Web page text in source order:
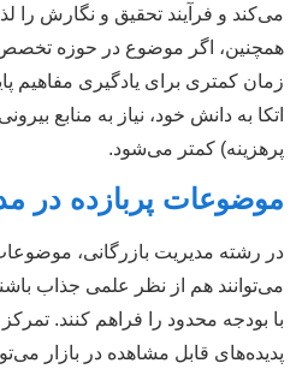
می‌کند و فرآیند تحقیق و نگارش
همچنین، اگر موضوع در حوزه
زمان کمتری برای یادگیری مفاهیم
اتکا به دانش خود، نیاز به منابع
پرهزینه) کمتر می‌شود.
موضوعات پربازده در
در رشته مدیریت بازرگانی،
می‌توانند هم از نظر علمی جذاب
با بودجه محدود را فراهم کنند. تمرکز
پدیده‌های قابل مشاهده در بازار